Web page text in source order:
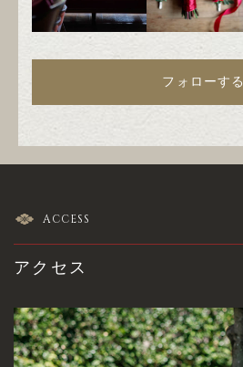
フォローする
ACCESS
アクセス